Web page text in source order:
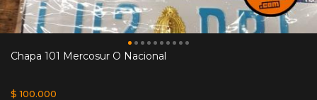
Chapa 101 Mercosur O Nacional
$ 100.000